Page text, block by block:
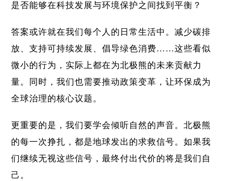
是否能够在科技发展与环境保护之间找到平衡？
答案或许就在我们每个人的日常生活中。减少碳排
放、支持可持续发展、倡导绿色消费……这些看似
微小的行为，实际上都在为北极熊的未来贡献力
量。同时，我们也需要推动政策变革，让环保成为
全球治理的核心议题。
更重要的是，我们要学会倾听自然的声音。北极熊
的每一次挣扎，都是地球发出的求救信号。如果我
们继续无视这些信号，最终付出代价的将是我们自
己。